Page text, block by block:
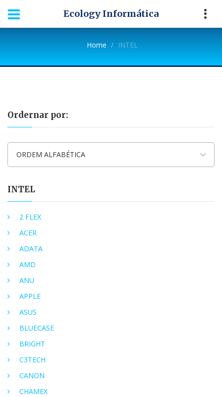
Ecology Informática
Home INTEL
Ordernar por:
ORDEM ALFABÉTICA
INTEL
2 FLEX
ACER
ADATA
AMD
ANU
APPLE
ASUS
BLUECASE
BRIGHT
C3TECH
CANON
CHAMEX